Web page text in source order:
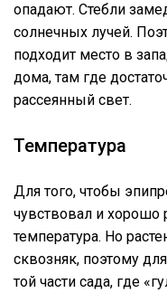
опадают. Стебли
солнечных лучей.
подходит место в
дома, там где
рассеянный свет.
Температура
Для того, чтобы
чувствовал и хорошо
температура. Но
сквозняк, поэтому
той части сада, где